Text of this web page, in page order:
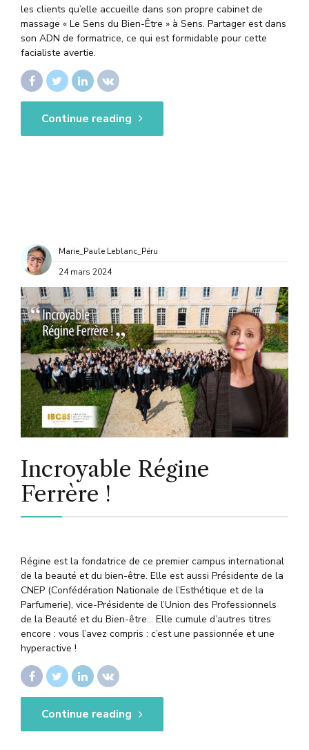
les clients qu’elle accueille dans son propre cabinet de
massage « Le Sens du Bien-Être » à Sens. Partager est dans
son ADN de formatrice, ce qui est formidable pour cette
facialiste avertie.
Continue reading
Marie_Paule Leblanc_Péru
24 mars 2024
Incroyable Régine
Ferrère !
Régine est la fondatrice de ce premier campus international
de la beauté et du bien-être. Elle est aussi Présidente de la
CNEP (Confédération Nationale de l’Esthétique et de la
Parfumerie), vice-Présidente de l’Union des Professionnels
de la Beauté et du Bien-être… Elle cumule d’autres titres
encore : vous l’avez compris : c’est une passionnée et une
hyperactive !
Continue reading